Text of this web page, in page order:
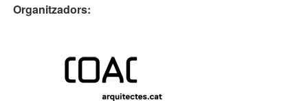
Organitzadors: